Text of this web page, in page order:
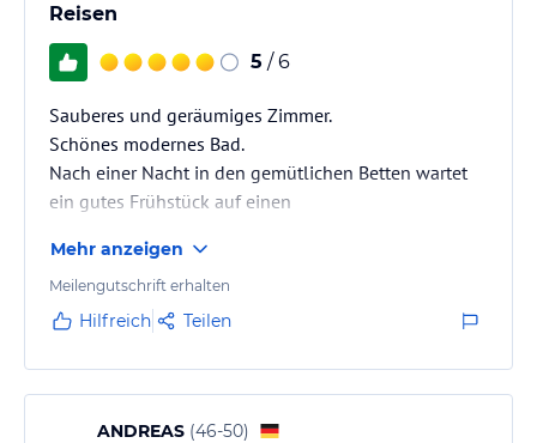
Reisen
5 / 6
Sauberes und geräumiges Zimmer.
Schönes modernes Bad.
Nach einer Nacht in den gemütlichen Betten wartet
ein gutes Frühstück auf einen
Mehr anzeigen
Meilengutschrift erhalten
Hilfreich Teilen
ANDREAS (46-50)